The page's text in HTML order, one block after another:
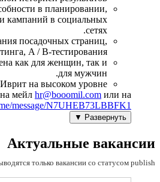
в планировании,
кампаний в социальных
сетях.
посадочных страниц,
A / B-тестирования.
как для женщин, так и
для мужчин.
Иврит на высоком уровне
мейл hr@booomil.com или на
message/N7UHEB73LBBFK1
Развернуть ▼
Актуальные вакансии
только вакансии со статусом publish.